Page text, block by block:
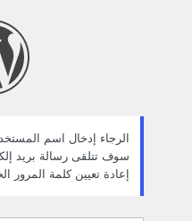
الرجاء إدخال اسم
سوف تتلقى رسالة بريد
إعادة تعيين كلمة المرور